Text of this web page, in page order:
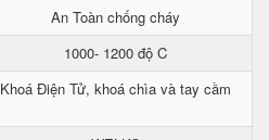
An Toàn chống cháy
1000- 1200 độ C
Khoá Điện Tử, khoá chìa và tay cầm